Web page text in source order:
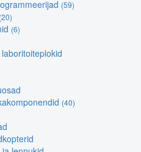
(59)
(20)
(6)
(40)